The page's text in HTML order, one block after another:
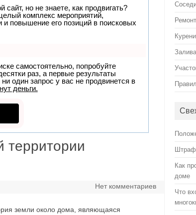
но не знаете, как продвигать?
комплекс мероприятий,
повышение его позиций в поисковых
самостоятельно, попробуйте
раз, а первые результаты
один запрос у вас не продвинется в
деньги.
территории
Нет комментариев
земли около дома, являющаяся
Ремонт
Штраф
Как
доме
Что